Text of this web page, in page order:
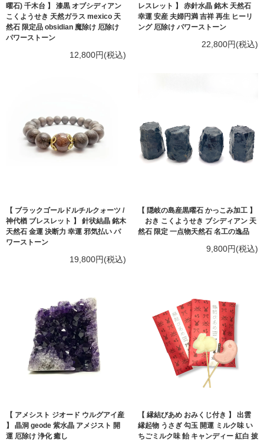
曜石) 千木台 】 漆黒 オブシディアン
こくようせき 天然ガラス mexico 天
然石 限定品 obsidian 魔除け 厄除け
パワーストーン
12,800円(税込)
レスレット 】 赤針水晶 銘木 天然石
幸運 安産 夫婦円満 吉祥 再生 ヒーリ
ング 厄除け パワーストーン
22,800円(税込)
【 ブラックゴールドルチルクォーツ /
神代楢 ブレスレット 】 針状結晶 銘木
天然石 金運 決断力 幸運 邪気払い パ
ワーストーン
19,800円(税込)
【 隠岐の島産黒曜石 かっこみ加工 】
おき こくようせき ブシディアン 天
然石 限定 一点物天然石 名工の逸品
9,800円(税込)
【 アメシスト ジオード ウルグアイ産
】 晶洞 geode 紫水晶 アメジスト 開
運 厄除け 浄化 癒し
【 縁結びあめ おみくじ付き 】 出雲
縁起物 うさぎ 勾玉 開運 ミルク味 い
ちごミルク味 飴 キャンディー 紅白 披